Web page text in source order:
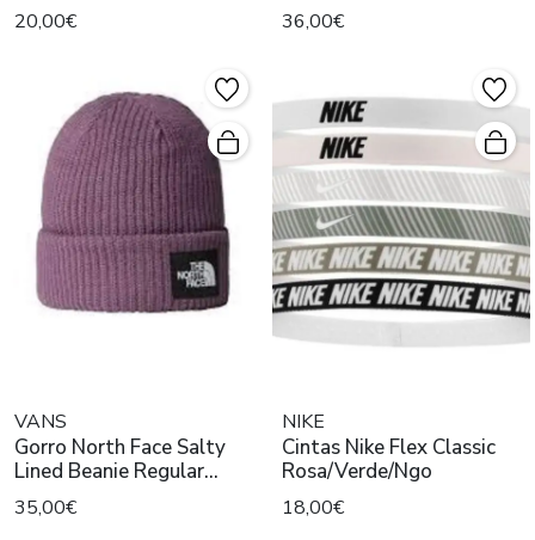
20,00€ 36,00€
VANS
Gorro North Face Salty
Lined Beanie Regular
Unisex Violeta
35,00€
NIKE
Cintas Nike Flex Classic
Rosa/Verde/Ngo
18,00€